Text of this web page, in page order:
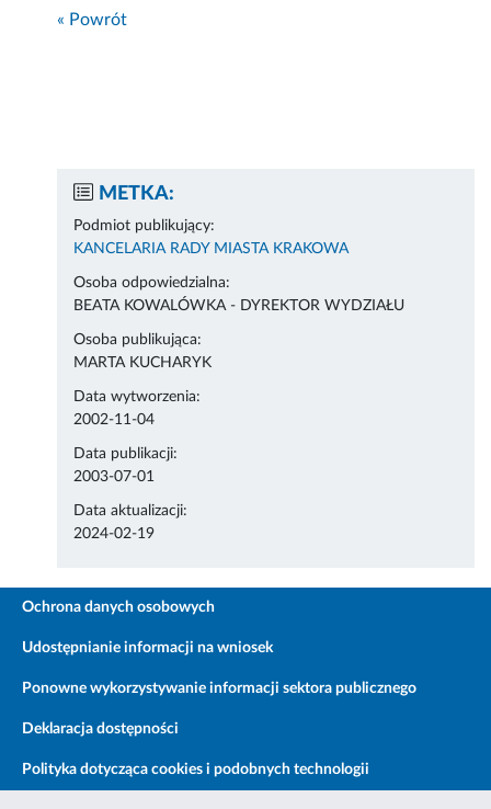
« Powrót
METKA:
Podmiot publikujący:
KANCELARIA RADY MIASTA KRAKOWA
Osoba odpowiedzialna:
BEATA KOWALÓWKA - DYREKTOR WYDZIAŁU
Osoba publikująca:
MARTA KUCHARYK
Data wytworzenia:
2002-11-04
Data publikacji:
2003-07-01
Data aktualizacji:
2024-02-19
Ochrona danych osobowych
Udostępnianie informacji na wniosek
Ponowne wykorzystywanie informacji sektora publicznego
Deklaracja dostępności
Polityka dotycząca cookies i podobnych technologii